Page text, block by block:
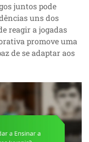
juntos pode
uns dos
reagir a jogadas
promove uma
de se adaptar aos